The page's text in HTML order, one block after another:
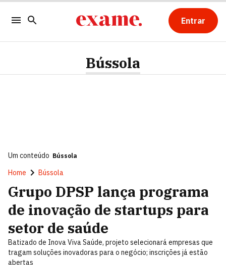
Entrar
Bússola
Um conteúdo Bússola
Home Bússola
Grupo DPSP lança programa
de inovação de startups para
setor de saúde
Batizado de Inova Viva Saúde, projeto selecionará empresas que
tragam soluções inovadoras para o negócio; inscrições já estão
abertas